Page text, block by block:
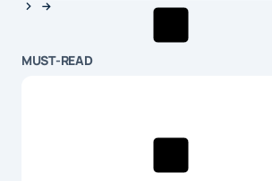
MUST-READ